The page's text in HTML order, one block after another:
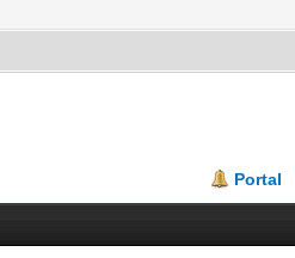
Portal